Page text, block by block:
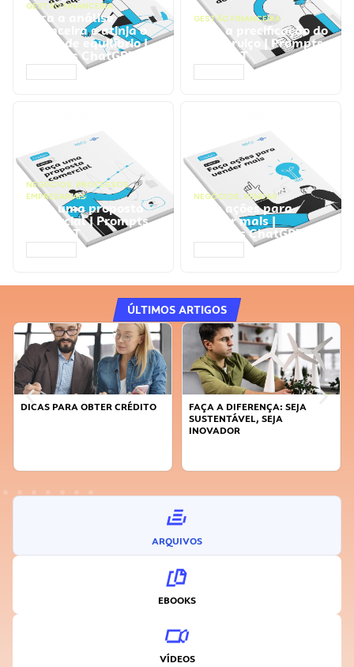
GESTÃO FINANCEIRA
Faça a análise
financeira e atinja o
ponto de equilíbrio |
Prompts ChatGPT
GESTÃO FINANCEIRA
Faça a precificação do
seu serviço | Prompts
ChatGPT
NEGÓCIOS, PROCESSOS
EMPRESARIAIS
Faça uma proposta
comercial | Prompts
ChatGPT
NEGÓCIOS, VENDAS
Faça ações para
vender mais |
Prompts ChatGPT
ÚLTIMOS ARTIGOS
DICAS PARA OBTER CRÉDITO
FAÇA A DIFERENÇA: SEJA
SUSTENTÁVEL, SEJA
INOVADOR
ARQUIVOS
EBOOKS
VÍDEOS